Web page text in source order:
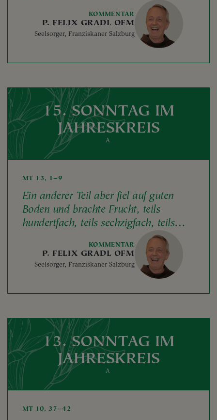
KOMMENTAR
P. FELIX GRADL OFM
Seelsorger, Franziskaner Salzburg
15. SONNTAG IM
JAHRESKREIS
A
MT 13, 1–9
Ein anderer Teil aber fiel auf guten
Boden und brachte Frucht, teils
hundertfach, teils sechzigfach, teils
KOMMENTAR
P. FELIX GRADL OFM
Seelsorger, Franziskaner Salzburg
13. SONNTAG IM
JAHRESKREIS
A
MT 10, 37–42